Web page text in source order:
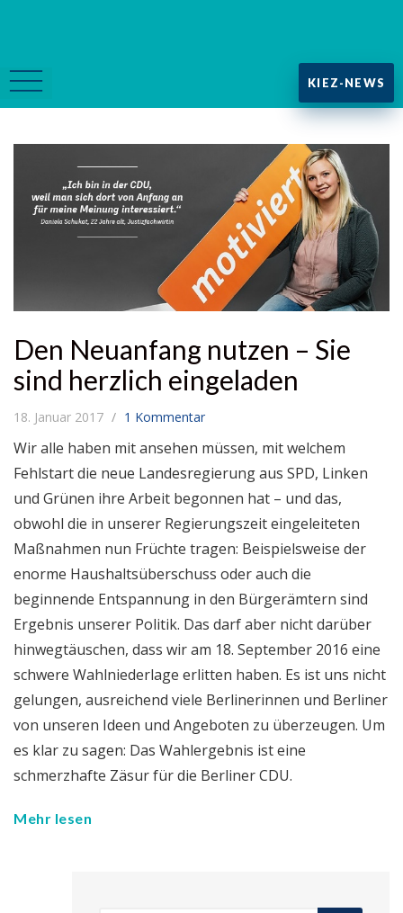
KIEZ-NEWS
Den Neuanfang nutzen – Sie
sind herzlich eingeladen
18. Januar 2017 1 Kommentar
Wir alle haben mit ansehen müssen, mit welchem
Fehlstart die neue Landesregierung aus SPD, Linken
und Grünen ihre Arbeit begonnen hat – und das,
obwohl die in unserer Regierungszeit eingeleiteten
Maßnahmen nun Früchte tragen: Beispielsweise der
enorme Haushaltsüberschuss oder auch die
beginnende Entspannung in den Bürgerämtern sind
Ergebnis unserer Politik. Das darf aber nicht darüber
hinwegtäuschen, dass wir am 18. September 2016 eine
schwere Wahlniederlage erlitten haben. Es ist uns nicht
gelungen, ausreichend viele Berlinerinnen und Berliner
von unseren Ideen und Angeboten zu überzeugen. Um
es klar zu sagen: Das Wahlergebnis ist eine
schmerzhafte Zäsur für die Berliner CDU.
Mehr lesen